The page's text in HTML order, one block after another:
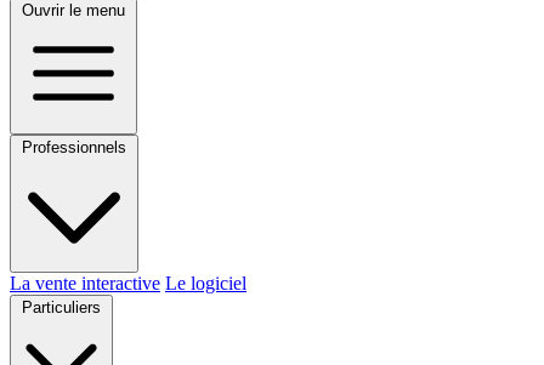
Ouvrir le menu
Professionnels
La vente interactive Le logiciel
Particuliers